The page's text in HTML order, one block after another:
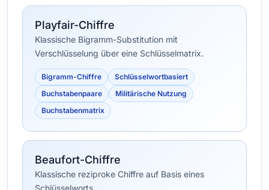
Playfair-Chiffre
Klassische Bigramm-Substitution mit
Verschlüsselung über eine Schlüsselmatrix.
Bigramm-Chiffre
Schlüsselwortbasiert
Buchstabenpaare
Militärische Nutzung
Buchstabenmatrix
Beaufort-Chiffre
Klassische reziproke Chiffre auf Basis eines
Schlüsselworts.